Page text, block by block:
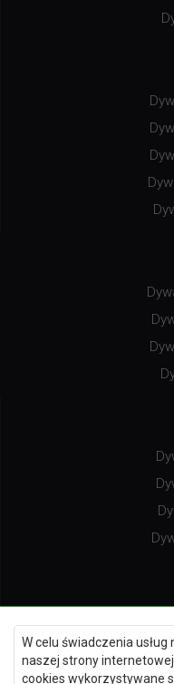
W celu świadczenia
naszej strony
cookies wykorzystywane